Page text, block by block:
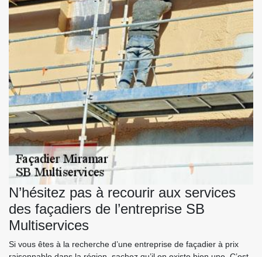
N’hésitez pas à recourir aux services
des façadiers de l’entreprise SB
Multiservices
Si vous êtes à la recherche d’une entreprise de façadier à prix